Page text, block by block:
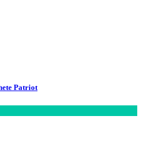
Patriot